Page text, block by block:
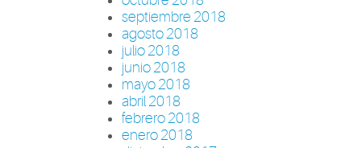
septiembre 2018
agosto 2018
julio 2018
junio 2018
mayo 2018
abril 2018
febrero 2018
enero 2018